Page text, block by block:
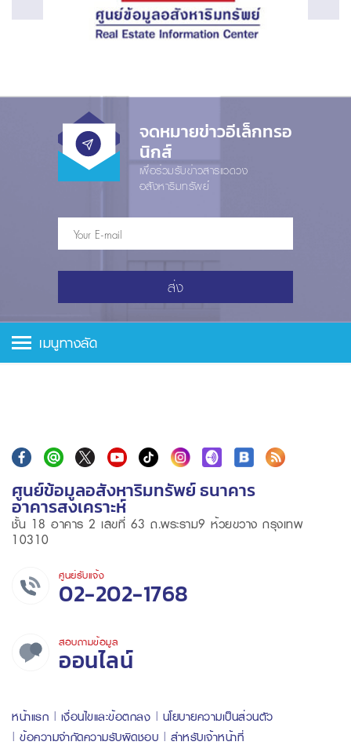
จดหมายข่าวอีเล็กทรอ
นิกส์
เพื่อร่วมรับข่าวสารแวดวง
อสังหาริมทรัพย์
ส่ง
เมนูทางลัด
ศูนย์ข้อมูลอสังหาริมทรัพย์ ธนาคาร
อาคารสงเคราะห์
ชั้น 18 อาคาร 2 เลขที่ 63 ถ.พระราม9 ห้วยขวาง กรุงเทพ
10310
ศูนย์รับแจ้ง
02-202-1768
สอบถามข้อมูล
ออนไลน์
หน้าแรก เงื่อนไขและข้อตกลง
นโยบายความเป็นส่วนตัว
ข้อความจำกัดความรับผิดชอบ
สำหรับเจ้าหน้าที่